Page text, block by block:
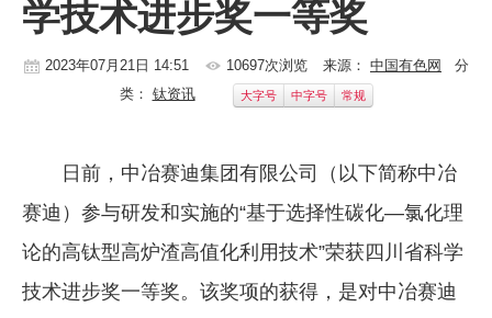
稀有稀土
有色市场
党建工作
企业文化
学技术进步奖一等奖
2023年07月21日 14:51 10697次浏览 来源： 中国有色网
分
类： 钛资讯 大字号 中字号 常规
日前，中冶赛迪集团有限公司（以下简称中冶
赛迪）参与研发和实施的“基于选择性碳化—氯化理
论的高钛型高炉渣高值化利用技术”荣获四川省科学
技术进步奖一等奖。该奖项的获得，是对中冶赛迪